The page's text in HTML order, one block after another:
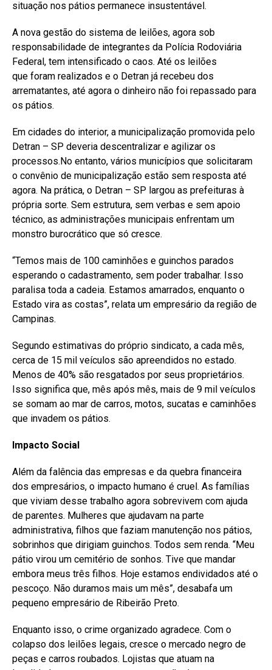
situação nos pátios permanece insustentável.
A nova gestão do sistema de leilões, agora sob
responsabilidade de integrantes da Polícia Rodoviária
Federal, tem intensificado o caos. Até os leilões
que foram realizados e o Detran já recebeu dos
arrematantes, até agora o dinheiro não foi repassado para
os pátios.
Em cidades do interior, a municipalização promovida pelo
Detran – SP deveria descentralizar e agilizar os
processos.No entanto, vários municípios que solicitaram
o convênio de municipalização estão sem resposta até
agora. Na prática, o Detran – SP largou as prefeituras à
própria sorte. Sem estrutura, sem verbas e sem apoio
técnico, as administrações municipais enfrentam um
monstro burocrático que só cresce.
“Temos mais de 100 caminhões e guinchos parados
esperando o cadastramento, sem poder trabalhar. Isso
paralisa toda a cadeia. Estamos amarrados, enquanto o
Estado vira as costas”, relata um empresário da região de
Campinas.
Segundo estimativas do próprio sindicato, a cada mês,
cerca de 15 mil veículos são apreendidos no estado.
Menos de 40% são resgatados por seus proprietários.
Isso significa que, mês após mês, mais de 9 mil veículos
se somam ao mar de carros, motos, sucatas e caminhões
que invadem os pátios.
Impacto Social
Além da falência das empresas e da quebra financeira
dos empresários, o impacto humano é cruel. As famílias
que viviam desse trabalho agora sobrevivem com ajuda
de parentes. Mulheres que ajudavam na parte
administrativa, filhos que faziam manutenção nos pátios,
sobrinhos que dirigiam guinchos. Todos sem renda. “Meu
pátio virou um cemitério de sonhos. Tive que mandar
embora meus três filhos. Hoje estamos endividados até o
pescoço. Não duramos mais um mês”, desabafa um
pequeno empresário de Ribeirão Preto.
Enquanto isso, o crime organizado agradece. Com o
colapso dos leilões legais, cresce o mercado negro de
peças e carros roubados. Lojistas que atuam na